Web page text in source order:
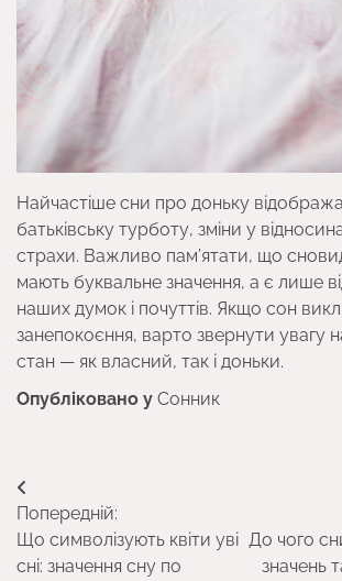
Найчастіше сни про доньку
батьківську турботу, зміни у
страхи. Важливо пам’ятати, що
мають буквальне значення, а є лише
наших думок і почуттів. Якщо сон
занепокоєння, варто звернути увагу
стан — як власний, так і доньки.
Опубліковано у Сонник
Навігація
записів
Попередній:
Що символізують квіти уві
сні: значення сну по
До чого
значень